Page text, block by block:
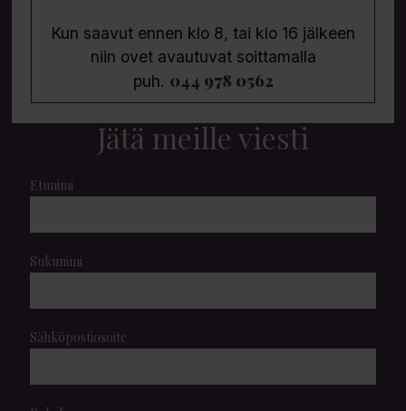
Kun saavut ennen klo 8, tai klo 16 jälkeen
niin ovet avautuvat soittamalla
puh. 044 978 0562
Jätä meille viesti
Etunimi
Sukunimi
Sähköpostiosoite